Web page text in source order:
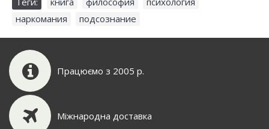
наркомания
подсознание
Працюємо з 2005 р.
Міжнародна доставка